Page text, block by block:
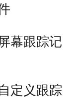
幕跟踪记
定义跟踪